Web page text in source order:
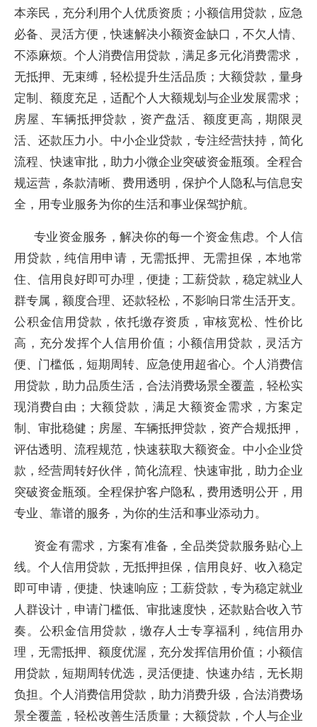
本亲民，充分利用个人优质资质；小额信用贷款，应急
必备、灵活方便，快速解决小额资金缺口，不欠人情、
不添麻烦。个人消费信用贷款，满足多元化消费需求，
无抵押、无束缚，轻松提升生活品质；大额贷款，量身
定制、额度充足，适配个人大额规划与企业发展需求；
房屋、车辆抵押贷款，资产盘活、额度更高，期限灵
活、还款压力小。中小企业贷款，专注经营扶持，简化
流程、快速审批，助力小微企业突破资金瓶颈。全程合
规运营，条款清晰、费用透明，保护个人隐私与信息安
全，用专业服务为你的生活和事业保驾护航。
专业资金服务，解决你的每一个资金焦虑。个人信
用贷款，纯信用申请，无需抵押、无需担保，本地常
住、信用良好即可办理，便捷；工薪贷款，稳定就业人
群专属，额度合理、还款轻松，不影响日常生活开支。
公积金信用贷款，依托缴存资质，审核宽松、性价比
高，充分发挥个人信用价值；小额信用贷款，灵活方
便、门槛低，短期周转、应急使用超省心。个人消费信
用贷款，助力品质生活，合法消费场景全覆盖，轻松实
现消费自由；大额贷款，满足大额资金需求，方案定
制、审批稳健；房屋、车辆抵押贷款，资产合规抵押，
评估透明、流程规范，快速获取大额资金。中小企业贷
款，经营周转好伙伴，简化流程、快速审批，助力企业
突破资金瓶颈。全程保护客户隐私，费用透明公开，用
专业、靠谱的服务，为你的生活和事业添动力。
资金有需求，方案有准备，全品类贷款服务贴心上
线。个人信用贷款，无抵押担保，信用良好、收入稳定
即可申请，便捷、快速响应；工薪贷款，专为稳定就业
人群设计，申请门槛低、审批速度快，还款贴合收入节
奏。公积金信用贷款，缴存人士专享福利，纯信用办
理，无需抵押、额度优渥，充分发挥信用价值；小额信
用贷款，短期周转优选，灵活便捷、快速办结，无长期
负担。个人消费信用贷款，助力消费升级，合法消费场
景全覆盖，轻松改善生活质量；大额贷款，个人与企业